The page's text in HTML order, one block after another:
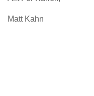
Matt Kahn